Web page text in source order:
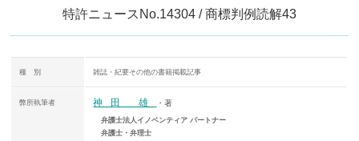
特許ニュースNo.14304 / 商標判例読解43
種 別 雑誌・紀要その他の書籍掲載記事
弊所執筆者 神田 雄 ・著
弁護士法人イノベンティア パートナー
弁護士・弁理士